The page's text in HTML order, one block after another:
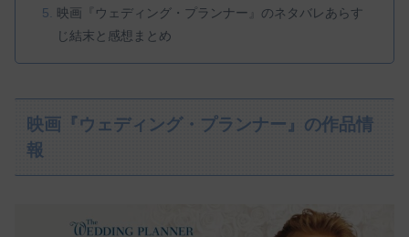
映画『ウェディング・プランナー』のネタバレあらす
じ結末と感想まとめ
映画『ウェディング・プランナー』の作品情
報